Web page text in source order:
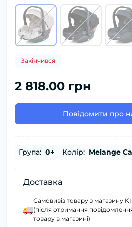
Закінчився
2 818.00 грн
Повідомити про
Група: 0+ Колір: Melange
Доставка
Самовивіз товару з магазину
(після отримання
товару в магазині)